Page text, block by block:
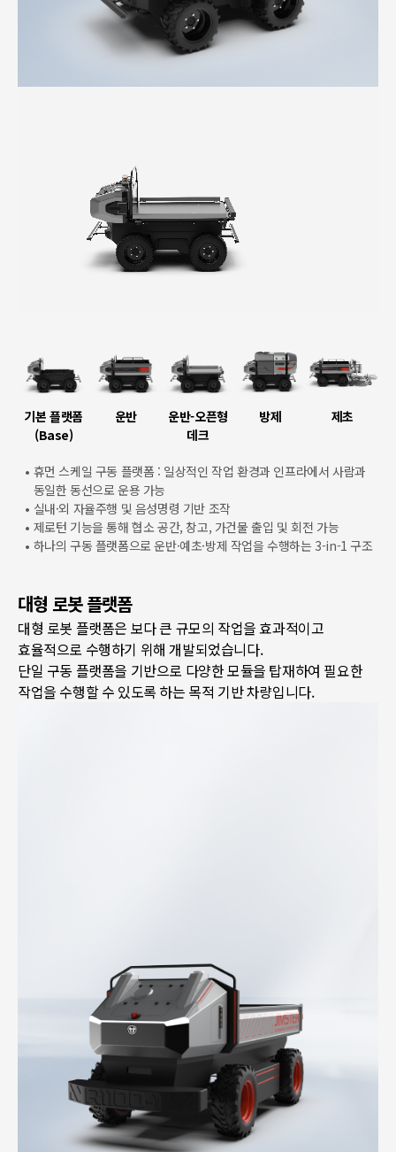
기본 플랫폼
(Base)
운반
운반-오픈형
데크
방제 제초
• 휴먼 스케일 구동 플랫폼 : 일상적인 작업 환경과 인프라에서 사람과
동일한 동선으로 운용 가능
• 실내·외 자율주행 및 음성명령 기반 조작
• 제로턴 기능을 통해 협소 공간, 창고, 가건물 출입 및 회전 가능
• 하나의 구동 플랫폼으로 운반·예초·방제 작업을 수행하는 3-in-1 구조
대형 로봇 플랫폼
대형 로봇 플랫폼은 보다 큰 규모의 작업을 효과적이고
효율적으로 수행하기 위해 개발되었습니다.
단일 구동 플랫폼을 기반으로 다양한 모듈을 탑재하여 필요한
작업을 수행할 수 있도록 하는 목적 기반 차량입니다.